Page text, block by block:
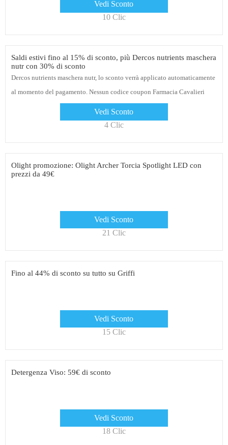
Vedi Sconto
10 Clic
Saldi estivi fino al 15% di sconto, più Dercos nutrients maschera
nutr con 30% di sconto
Dercos nutrients maschera nutr, lo sconto verrà applicato automaticamente
al momento del pagamento. Nessun codice coupon Farmacia Cavalieri
Vedi Sconto
4 Clic
Olight promozione: Olight Archer Torcia Spotlight LED con
prezzi da 49€
Vedi Sconto
21 Clic
Fino al 44% di sconto su tutto su Griffi
Vedi Sconto
15 Clic
Detergenza Viso: 59€ di sconto
Vedi Sconto
18 Clic